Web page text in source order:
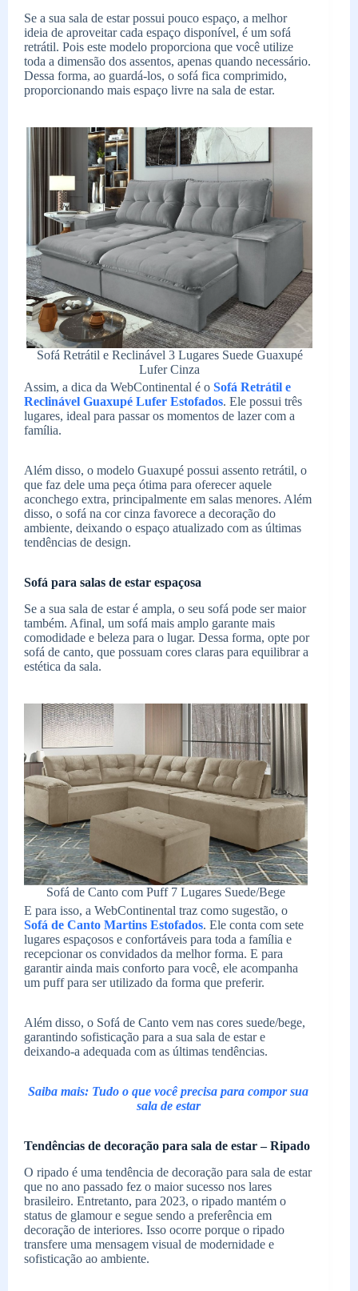
Se a sua sala de estar possui pouco espaço, a melhor
ideia de aproveitar cada espaço disponível, é um sofá
retrátil. Pois este modelo proporciona que você utilize
toda a dimensão dos assentos, apenas quando necessário.
Dessa forma, ao guardá-los, o sofá fica comprimido,
proporcionando mais espaço livre na sala de estar.
Sofá Retrátil e Reclinável 3 Lugares Suede Guaxupé
Lufer Cinza
Assim, a dica da WebContinental é o Sofá Retrátil e
Reclinável Guaxupé Lufer Estofados. Ele possui três
lugares, ideal para passar os momentos de lazer com a
família.
Além disso, o modelo Guaxupé possui assento retrátil, o
que faz dele uma peça ótima para oferecer aquele
aconchego extra, principalmente em salas menores. Além
disso, o sofá na cor cinza favorece a decoração do
ambiente, deixando o espaço atualizado com as últimas
tendências de design.
Sofá para salas de estar espaçosa
Se a sua sala de estar é ampla, o seu sofá pode ser maior
também. Afinal, um sofá mais amplo garante mais
comodidade e beleza para o lugar. Dessa forma, opte por
sofá de canto, que possuam cores claras para equilibrar a
estética da sala.
Sofá de Canto com Puff 7 Lugares Suede/Bege
E para isso, a WebContinental traz como sugestão, o
Sofá de Canto Martins Estofados. Ele conta com sete
lugares espaçosos e confortáveis para toda a família e
recepcionar os convidados da melhor forma. E para
garantir ainda mais conforto para você, ele acompanha
um puff para ser utilizado da forma que preferir.
Além disso, o Sofá de Canto vem nas cores suede/bege,
garantindo sofisticação para a sua sala de estar e
deixando-a adequada com as últimas tendências.
Saiba mais: Tudo o que você precisa para compor sua
sala de estar
Tendências de decoração para sala de estar – Ripado
O ripado é uma tendência de decoração para sala de estar
que no ano passado fez o maior sucesso nos lares
brasileiro. Entretanto, para 2023, o ripado mantém o
status de glamour e segue sendo a preferência em
decoração de interiores. Isso ocorre porque o ripado
transfere uma mensagem visual de modernidade e
sofisticação ao ambiente.